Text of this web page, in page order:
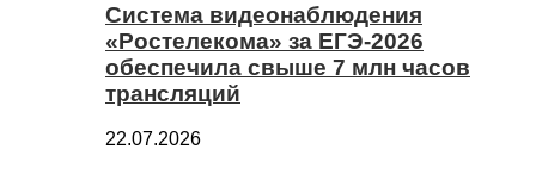
Система видеонаблюдения
«Ростелекома» за ЕГЭ-2026
обеспечила свыше 7 млн часов
трансляций
22.07.2026